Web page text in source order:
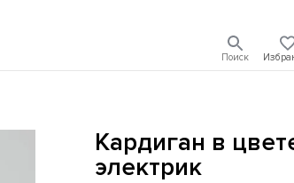
Поиск
Кардиган в
электрик